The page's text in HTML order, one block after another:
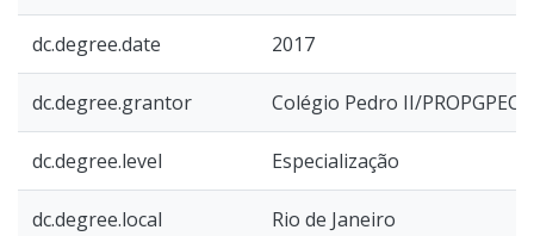
dc.degree.date 2017
dc.degree.grantor Colégio Pedro II/PROPGPEC
dc.degree.level Especialização
dc.degree.local Rio de Janeiro